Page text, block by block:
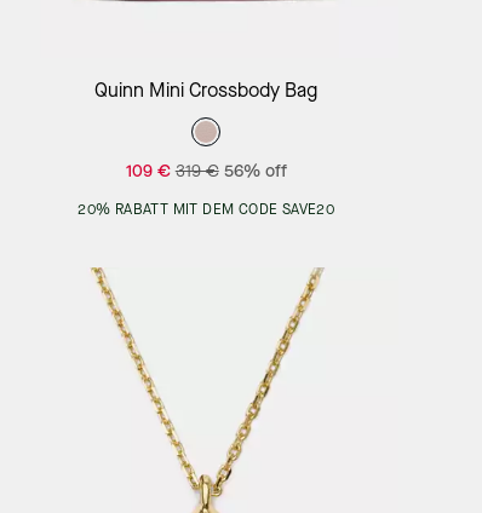
Add to Bag
Quinn Mini Crossbody Bag
109 € 319 € 56% off
20% RABATT MIT DEM CODE SAVE20